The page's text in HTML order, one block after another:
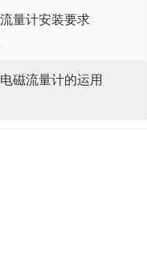
量计安装要求
磁流量计的运用